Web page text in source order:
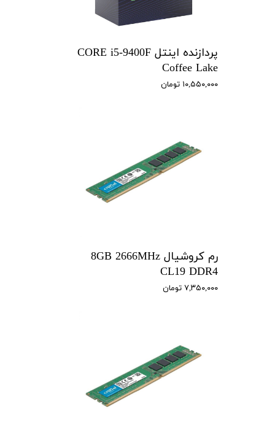
پردازنده اینتل CORE i5-9400F
Coffee Lake
۱۰,۵۵۰,۰۰۰ تومان
رم کروشیال 8GB 2666MHz
CL19 DDR4
۷,۳۵۰,۰۰۰ تومان